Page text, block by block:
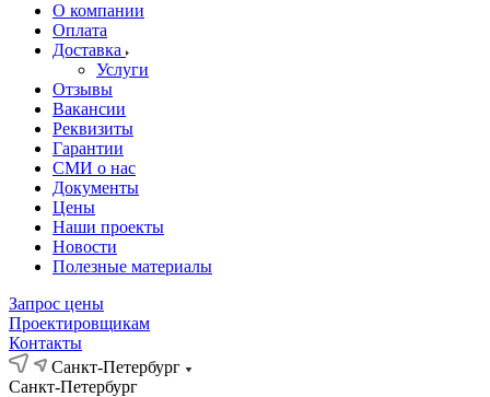
О компании
Оплата
Доставка
Услуги
Отзывы
Вакансии
Реквизиты
Гарантии
СМИ о нас
Документы
Цены
Наши проекты
Новости
Полезные материалы
Запрос цены
Проектировщикам
Контакты
Санкт-Петербург
Санкт-Петербург